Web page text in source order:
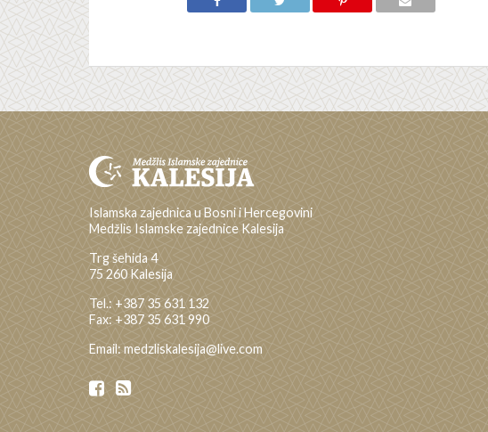
Islamska zajednica u Bosni i Hercegovini
Medžlis Islamske zajednice Kalesija
Trg šehida 4
75 260 Kalesija
Tel.: +387 35 631 132
Fax: +387 35 631 990
Email: medzliskalesija@live.com